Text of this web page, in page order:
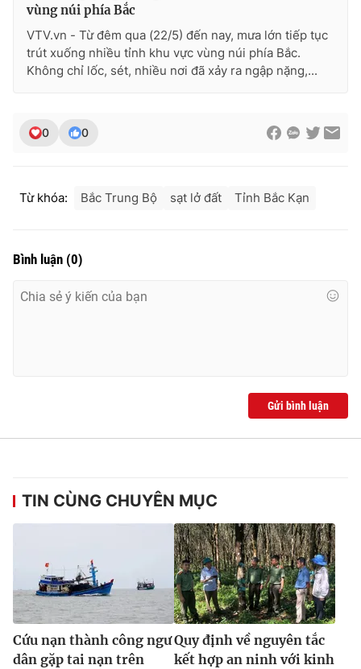
vùng núi phía Bắc
VTV.vn - Từ đêm qua (22/5) đến nay, mưa lớn tiếp tục
trút xuống nhiều tỉnh khu vực vùng núi phía Bắc.
Không chỉ lốc, sét, nhiều nơi đã xảy ra ngập nặng,...
0 0
Từ khóa: Bắc Trung Bộ sạt lở đất Tỉnh Bắc Kạn
Bình luận (0)
Gửi bình luận
TIN CÙNG CHUYÊN MỤC
Cứu nạn thành công ngư
dân gặp tai nạn trên
Quy định về nguyên tắc
kết hợp an ninh với kinh